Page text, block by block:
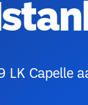
Capelle